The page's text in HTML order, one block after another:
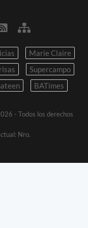
Marie Claire
Supercampo
BATimes
- Todos los derechos
Nro.